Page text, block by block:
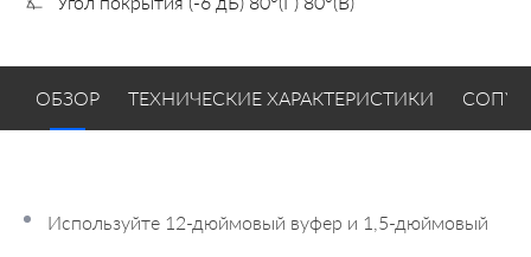
ОБЗОР ТЕХНИЧЕСКИЕ ХАРАКТЕРИСТИКИ
Используйте 12-дюймовый вуфер и 1,5-дюймовый